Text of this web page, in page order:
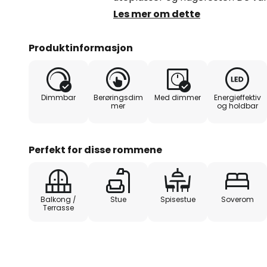
plassert på det flate hodet inne
nedover. Takket være det
nødvendig med strømtilkobling
justeres ved hjelp av
Kapslingsgrad: IP44 - Ladetid: 5
4 timer - Ladekabel (100 cm)
Les mer om dette
Produktinformasjon
Dimmbar
Berøringsdim
mer
Med dimmer
Energieffektiv
og holdbar
Perfekt for disse rommene
Balkong /
Terrasse
Stue Spisestue Soverom